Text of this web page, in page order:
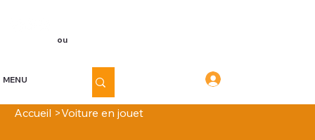
ou
MENU
Accueil >Voiture en jouet